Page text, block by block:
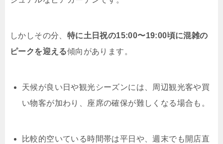
しかしその分、 特に土日祝の15:00〜19:00頃に混雑の
ピークを迎える傾向があります。
天候が良い日や観光シーズンには、周辺観光客や買
い物客が加わり、座席の確保が難しくなる場合も。
比較的空いている時間帯は平日や、週末でも開店直